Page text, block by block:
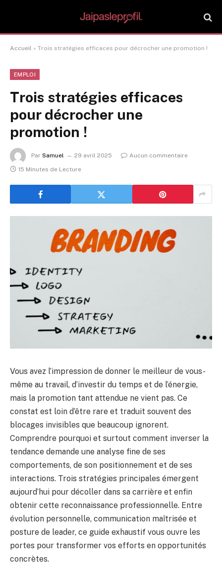
Accueil » Trois stratégies efficaces pour décrocher une promotion !
EMPLOI
Trois stratégies efficaces
pour décrocher une
promotion !
Par Samuel 29 avril 2025
Aucun commentaire
15 Minutes de Lecture
Vous avez l’impression de donner le meilleur de vous-
même au travail, d’investir du temps et de l’énergie,
mais la promotion tant attendue ne vient pas. Ce
constat est loin d’être rare et traduit souvent des
blocages invisibles que beaucoup ignorent.
Comprendre pourquoi et surtout comment inverser la
tendance demande une analyse fine de ses
comportements, de son positionnement et de ses
interactions. Trois stratégies principales émergent
aujourd’hui pour décoller dans sa carrière et enfin
obtenir cette reconnaissance professionnelle. Entre
évolution personnelle, communication maîtrisée et
posture de leader, ce guide exhaustif vous ouvre les
portes pour transformer vos efforts en opportunités
concrètes.